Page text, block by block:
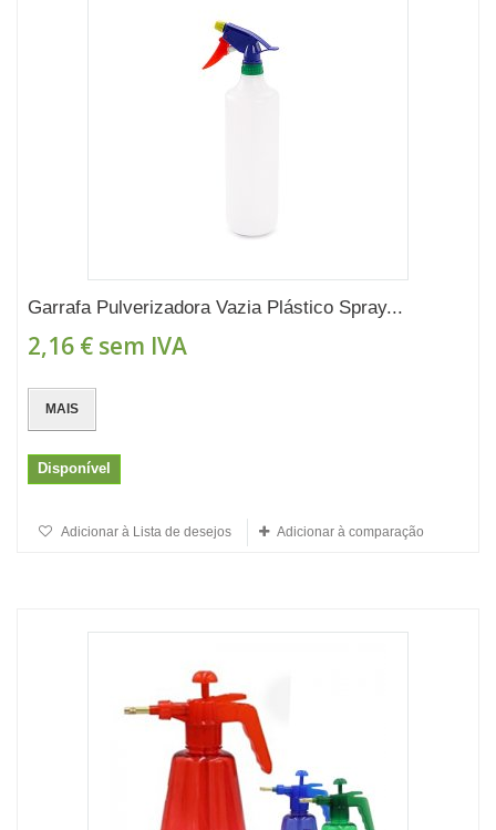
Garrafa Pulverizadora Vazia Plástico Spray...
2,16 € sem IVA
MAIS
Disponível
Adicionar à Lista de desejos Adicionar à comparação